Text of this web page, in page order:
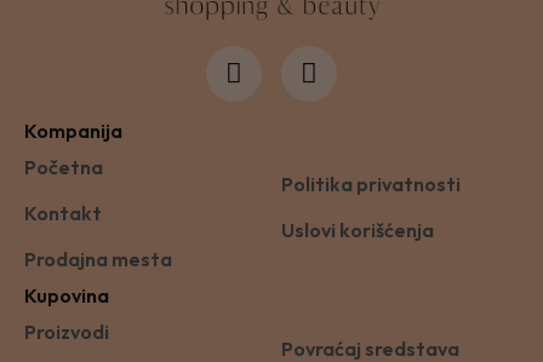
Kompanija
Početna
Kontakt
Prodajna mesta
Politika privatnosti
Uslovi korišćenja
Kupovina
Proizvodi
Povraćaj sredstava